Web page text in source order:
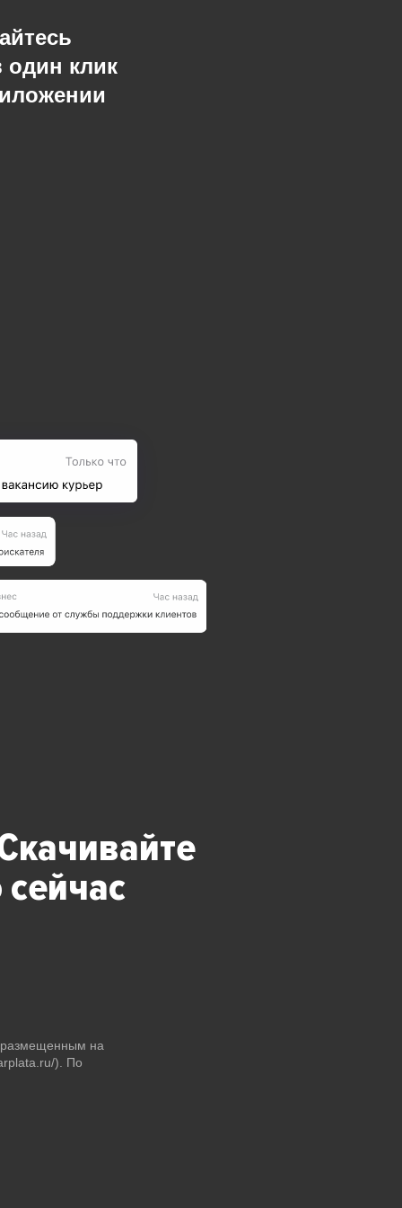
один клик
на
). По